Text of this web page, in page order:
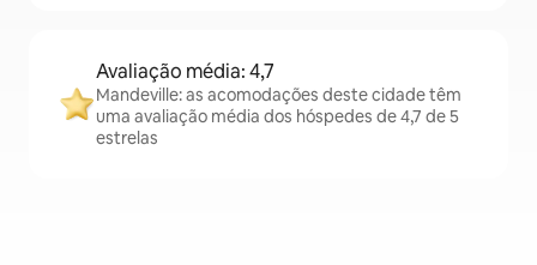
Avaliação média: 4,7
Mandeville: as acomodações deste cidade têm
uma avaliação média dos hóspedes de 4,7 de 5
estrelas